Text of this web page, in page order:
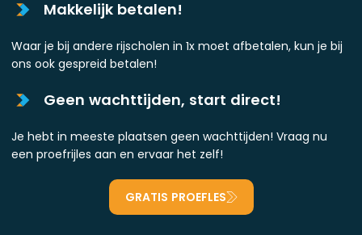
Makkelijk betalen!
Waar je bij andere rijscholen in 1x moet afbetalen, kun je bij
ons ook gespreid betalen!
Geen wachttijden, start direct!
Je hebt in meeste plaatsen geen wachttijden! Vraag nu
een proefrijles aan en ervaar het zelf!
GRATIS PROEFLES